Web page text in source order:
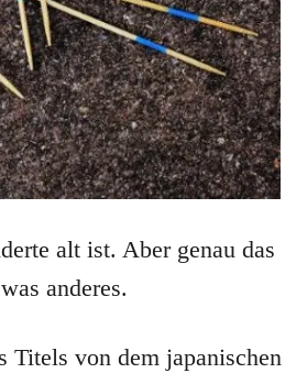
alt ist. Aber genau das
anderes.
von dem japanischen